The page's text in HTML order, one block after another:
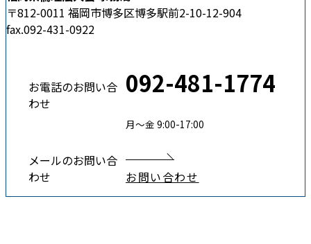
〒812-0011 福岡市博多区博多駅前2-10-12-904
fax.092-431-0922
お電話のお問い合
わせ
092-481-1774
月〜金 9:00-17:00
メールのお問い合
わせ
お問い合わせ